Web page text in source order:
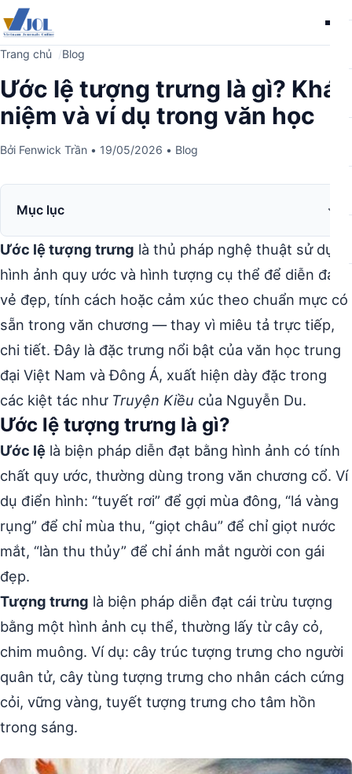
Trang chủ Blog
Ước lệ tượng trưng là gì? Khái
niệm và ví dụ trong văn học
Bởi Fenwick Trần • 19/05/2026 • Blog
Mục lục
Ước lệ tượng trưng là thủ pháp nghệ thuật sử dụng
hình ảnh quy ước và hình tượng cụ thể để diễn đạt
vẻ đẹp, tính cách hoặc cảm xúc theo chuẩn mực có
sẵn trong văn chương — thay vì miêu tả trực tiếp,
chi tiết. Đây là đặc trưng nổi bật của văn học trung
đại Việt Nam và Đông Á, xuất hiện dày đặc trong
các kiệt tác như Truyện Kiều của Nguyễn Du.
Ước lệ tượng trưng là gì?
Ước lệ là biện pháp diễn đạt bằng hình ảnh có tính
chất quy ước, thường dùng trong văn chương cổ. Ví
dụ điển hình: “tuyết rơi” để gợi mùa đông, “lá vàng
rụng” để chỉ mùa thu, “giọt châu” để chỉ giọt nước
mắt, “làn thu thủy” để chỉ ánh mắt người con gái
đẹp.
Tượng trưng là biện pháp diễn đạt cái trừu tượng
bằng một hình ảnh cụ thể, thường lấy từ cây cỏ,
chim muông. Ví dụ: cây trúc tượng trưng cho người
quân tử, cây tùng tượng trưng cho nhân cách cứng
cỏi, vững vàng, tuyết tượng trưng cho tâm hồn
trong sáng.